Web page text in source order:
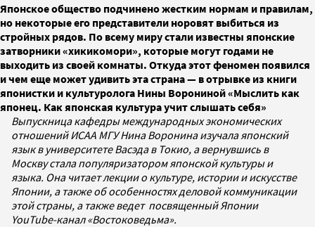
Японское общество подчинено жестким нормам и правилам,
но некоторые его представители норовят выбиться из
стройных рядов. По всему миру стали известны японские
затворники «хикикомори», которые могут годами не
выходить из своей комнаты. Откуда этот феномен появился
и чем еще может удивить эта страна — в отрывке из книги
японистки и культуролога Нины Ворониной «Мыслить как
японец. Как японская культура учит слышать себя»
Выпускница кафедры международных экономических
отношений ИСАА МГУ Нина Воронина изучала японский
язык в университете Васэда в Токио, а вернувшись в
Москву стала популяризатором японской культуры и
языка. Она читает лекции о культуре, истории и искусстве
Японии, а также об особенностях деловой коммуникации
этой страны, а также ведет посвященный Японии
YouTube-канал «Востоковедьма».